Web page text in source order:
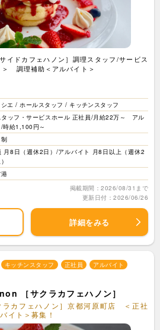
イドカフェハノン］調理スタッフ/サービス
＞ 調理補助＜アルバイト＞
エ / ホールスタッフ / キッチンスタッフ
タッフ・サービスホール 正社員/月給22万～ アル
時給1,100円～
月8日（週休2日）/アルバイト 月8日以上（週休2
掲載期間：2026/08/31まで
更新日付：2026/06/26
詳細をみる
キッチンスタッフ 正社員
アルバイト
［サクラカフェハノン］
カフェハノン］京都河原町店 ＜正社
イト＞募集！